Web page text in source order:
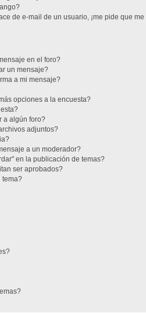
de e-mail de un usuario, ¡me pide que me
en el foro?
un mensaje?
a mi mensaje?
opciones a la encuesta?
a algún foro?
adjuntos?
a un moderador?
en la publicación de temas?
ser aprobados?
tema?